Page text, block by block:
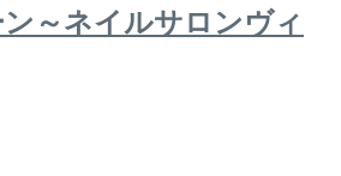
～ネイルサロンヴィ